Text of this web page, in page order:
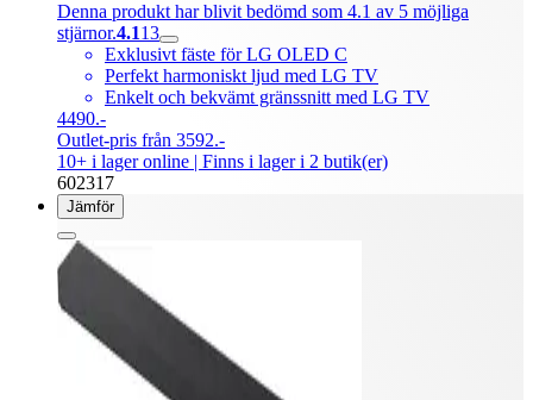
Denna produkt har blivit bedömd som 4.1 av 5 möjliga
stjärnor.4.113
Exklusivt fäste för LG OLED C
Perfekt harmoniskt ljud med LG TV
Enkelt och bekvämt gränssnitt med LG TV
4490.-
Outlet-pris från 3592.-
10+ i lager online | Finns i lager i 2 butik(er)
602317
Jämför